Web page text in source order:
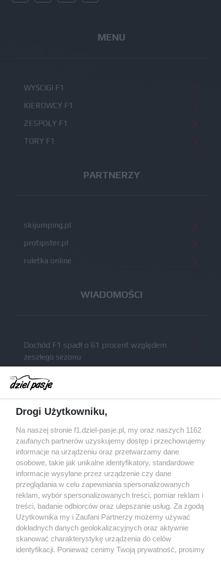
MENU
WYŚCIGI F1
KIEROWCY F1
ZESPOŁY F1
TORY F1
PARTNERZY
skijumping.pl
protipster.pl
ruletka online
WIADOMOŚCI
Dochód F1 spadł o 61 procent względem
zeszłego sezonu
Obecne silniki muszą polegać na uczących się
algorytmach?
silnikiem dopiero w styczniu
Audi planuje wprowadzić jeszcze cztery duże
pakiety poprawek w 2026 roku
Gasly dołączył do krytyki obecnych
samochodów F1
Polityka prywatności © 2004 - 2026 GPmedia
Kopiowanie treści bez
zgody autorów zabronione.
Serwis internetowy, z którego korzystasz, używa plików
cookies. Są to pliki instalowane w urządzeniach
końcowych osób korzystających z serwisu, w celu
administrowania serwisem, poprawy jakości
Drogi Użytkowniku,
Na naszej stronie f1.dziel-pasje.pl, my oraz naszych 1162
zaufanych partnerów uzyskujemy dostęp i przechowujemy
informacje na urządzeniu oraz przetwarzamy dane
osobowe, takie jak unikalne identyfikatory, standardowe
informacje wysyłane przez urządzenie czy dane
przeglądania w celu zapewniania spersonalizowanych
reklam, wybór spersonalizowanych treści, pomiar reklam i
treści, badanie odbiorców oraz ulepszanie usług. Za zgodą
Użytkownika my i Zaufani Partnerzy możemy używać
dokładnych danych geolokalizacyjnych oraz aktywnie
skanować charakterystykę urządzenia do celów
identyfikacji. Ponieważ cenimy Twoją prywatność, prosimy